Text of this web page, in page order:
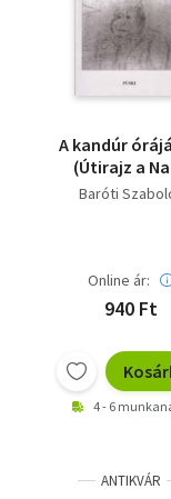
A kandúr
(Útirajz a
Földről)
Baróti
Online ár:
940 Ft
4 - 6
ANTIKVÁR